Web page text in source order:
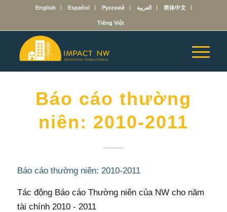
English Español Русский العربية 简体中文
Tiếng Việt
Báo cáo thường
niên: 2010-2011
Báo cáo thường niên: 2010-2011
Tác động Báo cáo Thường niên của NW cho năm
tài chính 2010 - 2011